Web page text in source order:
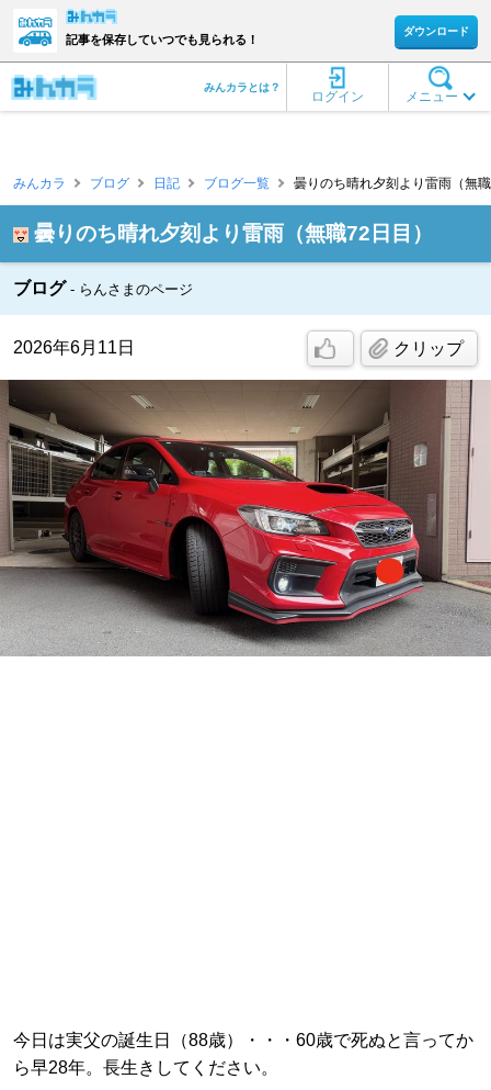
記事を保存していつでも見られる！
ダウンロード
メニュー
ログイン
みんカラとは？
みんカラ ブログ 日記 ブログ一覧 曇りのち晴れ夕刻より雷雨（無
曇りのち晴れ夕刻より雷雨（無職72日目）
ブログ らんさまのページ
2026年6月11日 クリップ
今日は実父の誕生日（88歳）・・・60歳で死ぬと言ってか
ら早28年。長生きしてください。